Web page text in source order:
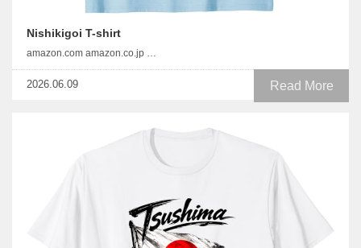
Nishikigoi T-shirt
amazon.com amazon.co.jp …
Read More
2026.06.09